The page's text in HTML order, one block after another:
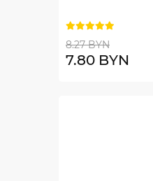
8.27 BYN
7.80 BYN